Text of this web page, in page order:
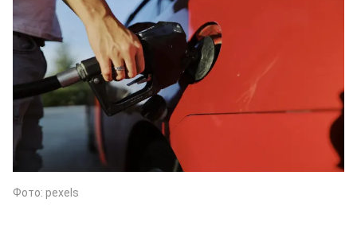
Фото: pexels